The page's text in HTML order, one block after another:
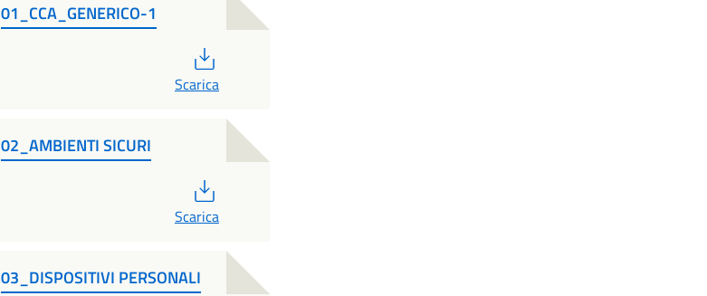
01_CCA_GENERICO-1
Scarica
02_AMBIENTI SICURI
Scarica
03_DISPOSITIVI PERSONALI